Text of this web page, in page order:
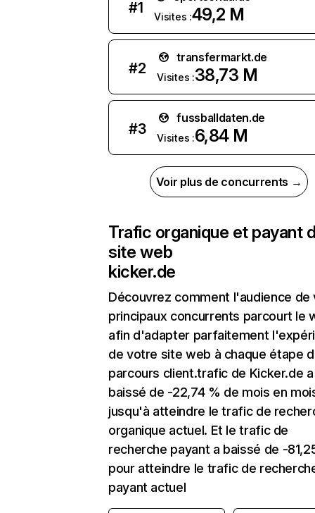
#1
Visites :49,2 M
#2
transfermarkt.de
Visites :38,73 M
#3
fussballdaten.de
Visites :6,84 M
Voir plus de concurrents →
Trafic organique et payant
site web
kicker.de
Découvrez comment l'audience de
principaux concurrents parcourt le
afin d'adapter parfaitement
de votre site web à chaque étape
parcours client.trafic de Kicker.de a
baissé de -22,74 % de mois en
jusqu'à atteindre le trafic de
organique actuel. Et le trafic de
recherche payant a baissé de -
pour atteindre le trafic de
payant actuel